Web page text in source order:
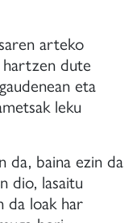
arteko
hartzen dute
eta
leku
da, baina ezin da
dio, lasaitu
da loak har